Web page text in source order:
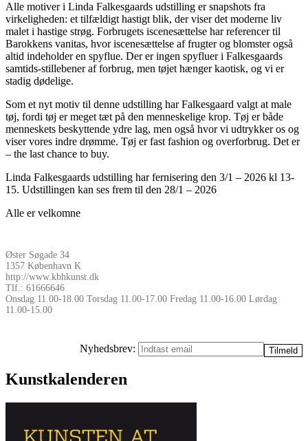
Alle motiver i Linda Falkesgaards udstilling er snapshots fra
virkeligheden: et tilfældigt hastigt blik, der viser det moderne liv
malet i hastige strøg. Forbrugets iscenesættelse har referencer til
Barokkens vanitas, hvor iscenesættelse af frugter og blomster også
altid indeholder en spyflue. Der er ingen spyfluer i Falkesgaards
samtids-stillebener af forbrug, men tøjet hænger kaotisk, og vi er
stadig dødelige.
Som et nyt motiv til denne udstilling har Falkesgaard valgt at male
tøj, fordi tøj er meget tæt på den menneskelige krop. Tøj er både
menneskets beskyttende ydre lag, men også hvor vi udtrykker os og
viser vores indre drømme. Tøj er fast fashion og overforbrug. Det er
– the last chance to buy.
Linda Falkesgaards udstilling har fernisering den 3/1 – 2026 kl 13-
15. Udstillingen kan ses frem til den 28/1 – 2026
Alle er velkomne
Øster Søgade 34
1357 København K
http://www.kbhkunst.dk
Tlf.: 61666646
Onsdag 11.00-18.00 Torsdag 11.00-17.00 Fredag 11.00-16.00 Lørdag
11.00-15.00
Nyhedsbrev:
Kunstkalenderen